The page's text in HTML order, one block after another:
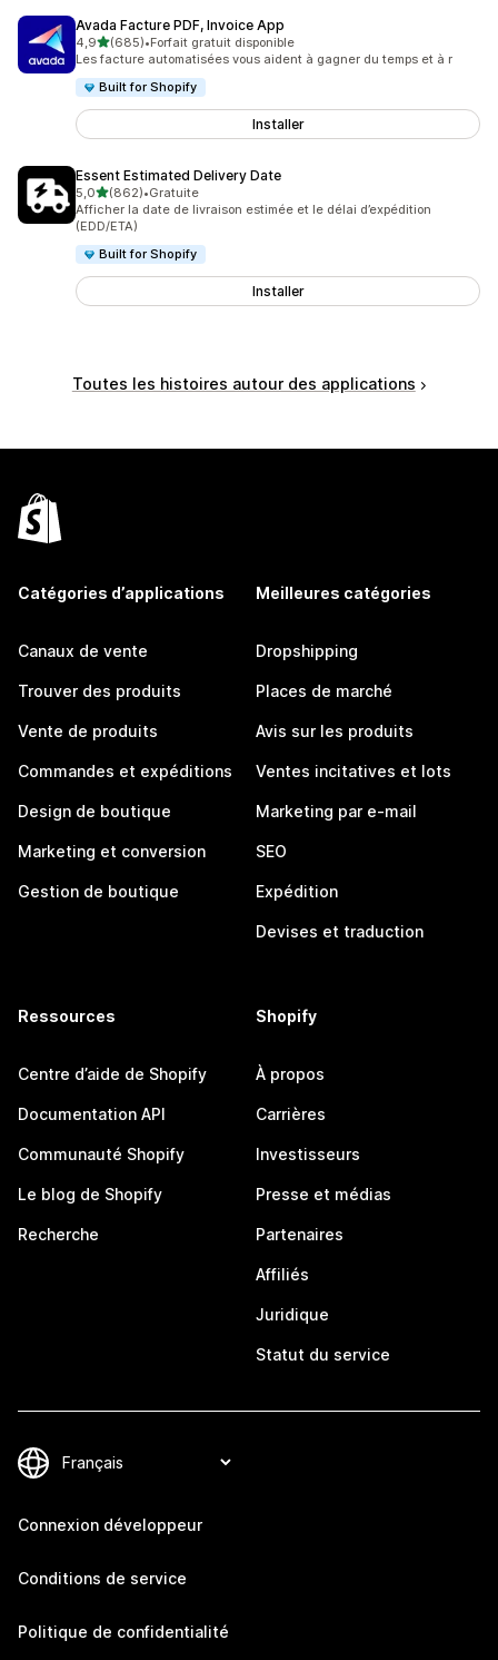
Avada Facture PDF, Invoice App
4,9étoile(s) sur 5
(685)
685 avis au total
•Forfait gratuit disponible
Les facture automatisées vous aident à gagner du temps et à r
Built for Shopify
Installer
Essent Estimated Delivery Date
5,0étoile(s) sur 5
(862)
862 avis au total
•Gratuite
Afficher la date de livraison estimée et le délai d’expédition
(EDD/ETA)
Built for Shopify
Installer
Toutes les histoires autour des applications
Catégories d’applications
Canaux de vente
Trouver des produits
Vente de produits
Commandes et expéditions
Design de boutique
Marketing et conversion
Gestion de boutique
Meilleures catégories
Dropshipping
Places de marché
Avis sur les produits
Ventes incitatives et lots
Marketing par e-mail
SEO
Expédition
Devises et traduction
Ressources
Centre d’aide de Shopify
Documentation API
Communauté Shopify
Le blog de Shopify
Recherche
Shopify
À propos
Carrières
Investisseurs
Presse et médias
Partenaires
Affiliés
Juridique
Statut du service
Connexion développeur
Conditions de service
Politique de confidentialité